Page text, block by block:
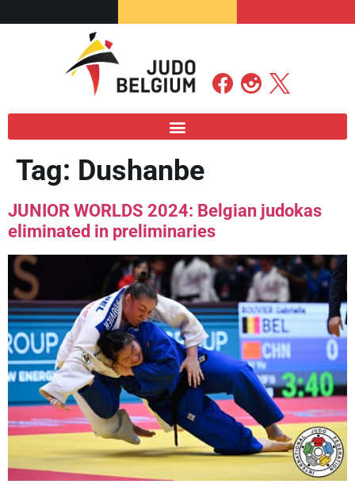
Tag: Dushanbe
JUNIOR WORLDS 2024: Belgian judokas
eliminated in preliminaries